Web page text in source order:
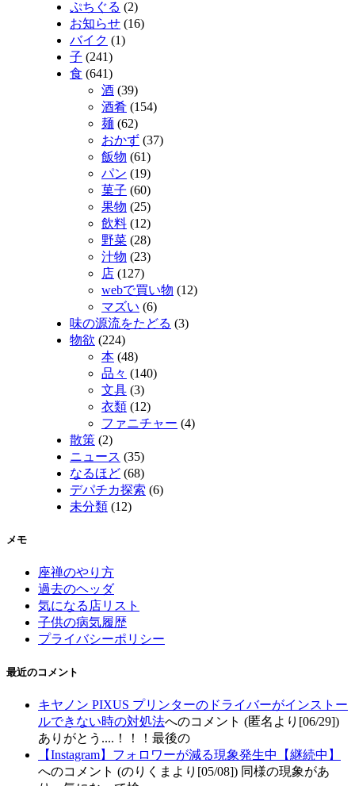
ぷちぐる (2)
お知らせ (16)
バイク (1)
子 (241)
食 (641)
酒 (39)
酒肴 (154)
麺 (62)
おかず (37)
飯物 (61)
パン (19)
菓子 (60)
果物 (25)
飲料 (12)
野菜 (28)
汁物 (23)
店 (127)
webで買い物 (12)
マズい (6)
味の源流をたどる (3)
物欲 (224)
本 (48)
品々 (140)
文具 (3)
衣類 (12)
ファニチャー (4)
散策 (2)
ニュース (35)
なるほど (68)
デパチカ探索 (6)
未分類 (12)
メモ
座禅のやり方
過去のヘッダ
気になる店リスト
子供の病気履歴
プライバシーポリシー
最近のコメント
キヤノン PIXUS プリンターのドライバーがインストー
ルできない時の対処法へのコメント (匿名より[06/29])
ありがとう....！！！最後の
【Instagram】フォロワーが減る現象発生中【継続中】
へのコメント (のりくまより[05/08]) 同様の現象があ